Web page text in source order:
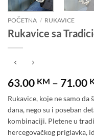
POČETNA / RUKAVICE
Rukavice sa
63.00 KM – 71.00
Rukavice, koje ne samo
dana, nego su i poseban
kombinaciji. Pletene u
hercegovačkog priglavka,